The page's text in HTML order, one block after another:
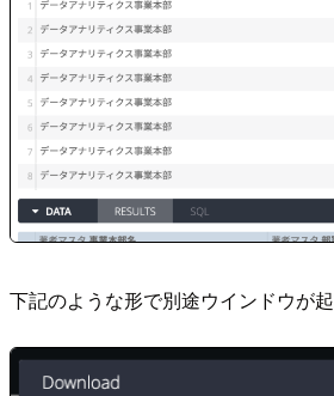
下記のような形で別途ウインドウが